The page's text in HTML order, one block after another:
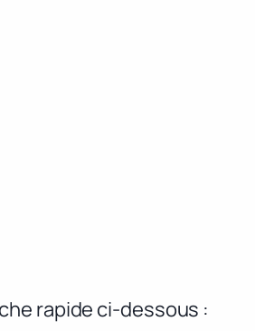
rapide ci-dessous :